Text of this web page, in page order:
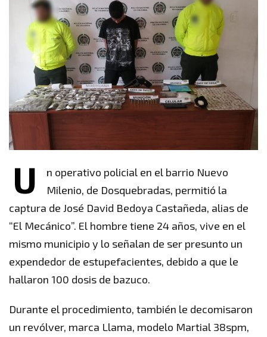
U
n operativo policial en el barrio Nuevo
Milenio, de Dosquebradas, permitió la
captura de José David Bedoya Castañeda, alias de
“El Mecánico”. El hombre tiene 24 años, vive en el
mismo municipio y lo señalan de ser presunto un
expendedor de estupefacientes, debido a que le
hallaron 100 dosis de bazuco.
Durante el procedimiento, también le decomisaron
un revólver, marca Llama, modelo Martial 38spm,